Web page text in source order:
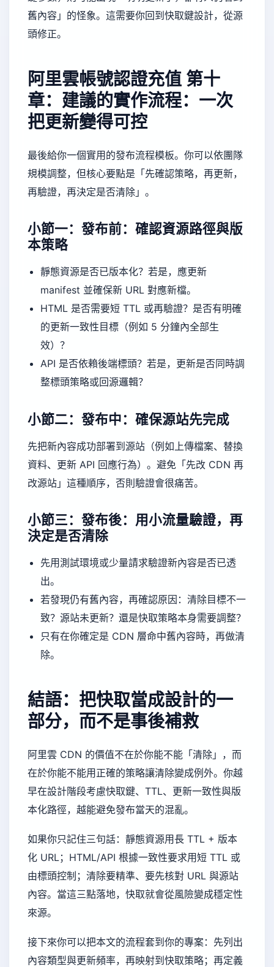
舊內容」的怪象。這需要你回到快取鍵設計，從源
頭修正。
阿里雲帳號認證充值 第十
章：建議的實作流程：一次
把更新變得可控
最後給你一個實用的發布流程模板。你可以依團隊
規模調整，但核心要點是「先確認策略，再更新，
再驗證，再決定是否清除」。
小節一：發布前：確認資源路徑與版
本策略
靜態資源是否已版本化？若是，應更新
manifest 並確保新 URL 對應新檔。
HTML 是否需要短 TTL 或再驗證？是否有明確
的更新一致性目標（例如 5 分鐘內全部生
效）？
API 是否依賴後端標頭？若是，更新是否同時調
整標頭策略或回源邏輯？
小節二：發布中：確保源站先完成
先把新內容成功部署到源站（例如上傳檔案、替換
資料、更新 API 回應行為）。避免「先改 CDN 再
改源站」這種順序，否則驗證會很痛苦。
小節三：發布後：用小流量驗證，再
決定是否清除
先用測試環境或少量請求驗證新內容是否已透
出。
若發現仍有舊內容，再確認原因：清除目標不一
致？源站未更新？還是快取策略本身需要調整？
只有在你確定是 CDN 層命中舊內容時，再做清
除。
結語：把快取當成設計的一
部分，而不是事後補救
阿里雲 CDN 的價值不在於你能不能「清除」，而
在於你能不能用正確的策略讓清除變成例外。你越
早在設計階段考慮快取鍵、TTL、更新一致性與版
本化路徑，越能避免發布當天的混亂。
如果你只記住三句話：靜態資源用長 TTL + 版本
化 URL；HTML/API 根據一致性要求用短 TTL 或
由標頭控制；清除要精準、要先核對 URL 與源站
內容。當這三點落地，快取就會從風險變成穩定性
來源。
接下來你可以把本文的流程套到你的專案：先列出
內容類型與更新頻率，再映射到快取策略；再定義